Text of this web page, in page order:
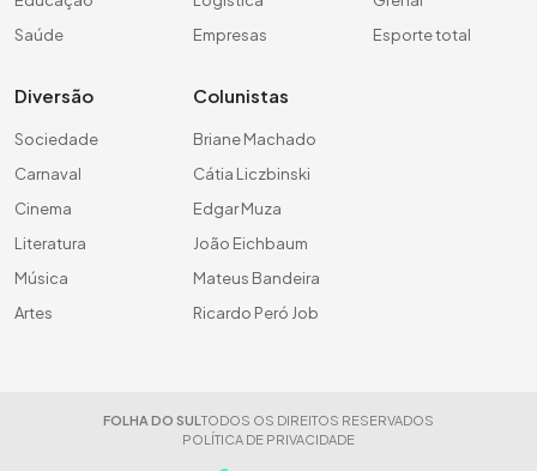
Saúde
Empresas
Esporte total
Diversão
Sociedade
Carnaval
Cinema
Literatura
Música
Artes
Colunistas
Briane Machado
Cátia Liczbinski
Edgar Muza
João Eichbaum
Mateus Bandeira
Ricardo Peró Job
FOLHA DO SUL TODOS OS DIREITOS RESERVADOS
POLÍTICA DE PRIVACIDADE